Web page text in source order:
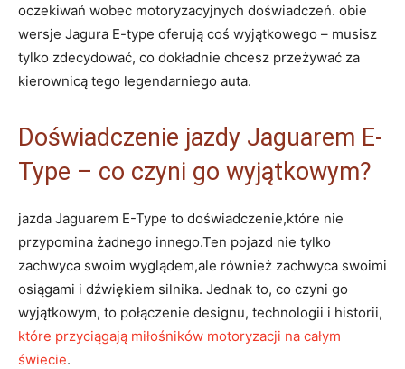
oczekiwań wobec motoryzacyjnych‌ doświadczeń. obie⁤
wersje ‌Jagura ⁣E-type oferują​ coś wyjątkowego⁢ – ‌musisz
tylko zdecydować, co dokładnie chcesz przeżywać⁤ za
kierownicą tego legendarniego auta.
Doświadczenie jazdy Jaguarem⁤ E-
Type‍ – co‌ czyni ‍go wyjątkowym?
jazda Jaguarem E-Type to doświadczenie,które ⁢nie
przypomina żadnego innego.Ten pojazd nie tylko‌
zachwyca swoim ⁤wyglądem,ale również zachwyca ⁤swoimi
osiągami​ i dźwiękiem silnika. Jednak to, co czyni go
wyjątkowym, to połączenie⁢ designu, technologii ‍i historii,
które​ przyciągają miłośników motoryzacji na całym
świecie.